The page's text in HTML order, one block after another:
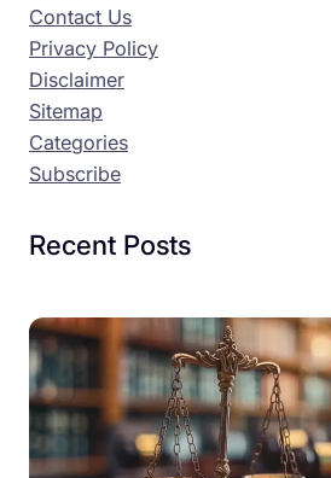
Contact Us
Privacy Policy
Disclaimer
Sitemap
Categories
Subscribe
Recent Posts